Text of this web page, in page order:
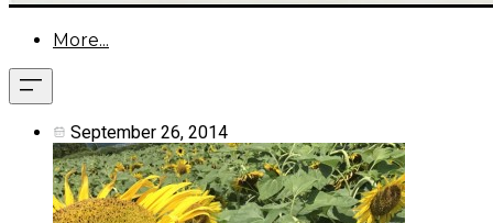
More...
September 26, 2014